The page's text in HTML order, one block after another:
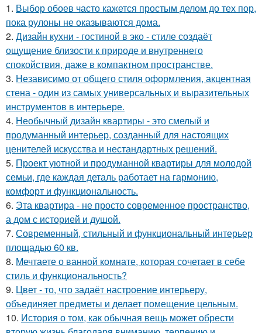
1. Выбор обоев часто кажется простым делом до тех пор,
пока рулоны не оказываются дома.
2. Дизайн кухни - гостиной в эко - стиле создаёт
ощущение близости к природе и внутреннего
спокойствия, даже в компактном пространстве.
3. Независимо от общего стиля оформления, акцентная
стена - один из самых универсальных и выразительных
инструментов в интерьере.
4. Необычный дизайн квартиры - это смелый и
продуманный интерьер, созданный для настоящих
ценителей искусства и нестандартных решений.
5. Проект уютной и продуманной квартиры для молодой
семьи, где каждая деталь работает на гармонию,
комфорт и функциональность.
6. Эта квартира - не просто современное пространство,
а дом с историей и душой.
7. Современный, стильный и функциональный интерьер
площадью 60 кв.
8. Мечтаете о ванной комнате, которая сочетает в себе
стиль и функциональность?
9. Цвет - то, что задаёт настроение интерьеру,
объединяет предметы и делает помещение цельным.
10. История о том, как обычная вещь может обрести